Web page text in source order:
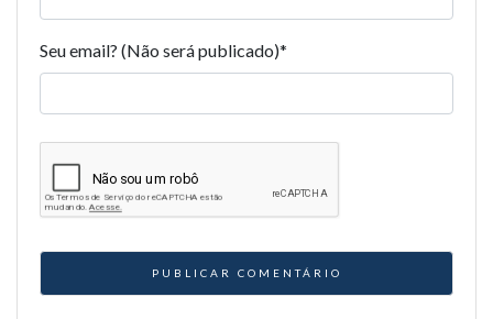
Seu email? (Não será publicado)*